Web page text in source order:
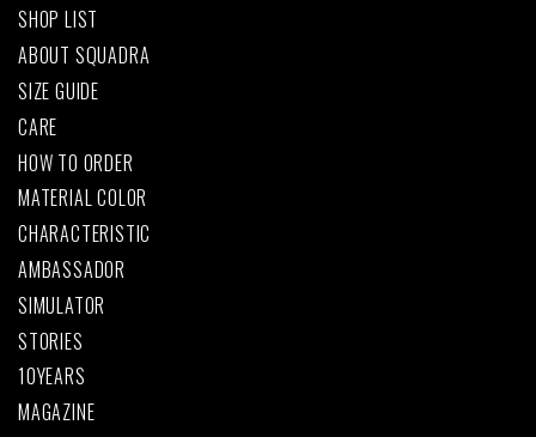
SHOP LIST
ABOUT SQUADRA
SIZE GUIDE
CARE
HOW TO ORDER
MATERIAL COLOR
CHARACTERISTIC
AMBASSADOR
SIMULATOR
STORIES
10YEARS
MAGAZINE